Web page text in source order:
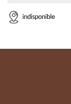
indisponible